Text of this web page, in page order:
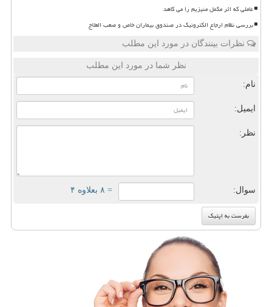
عاملی که اثر مکمل منیزیم را می کاهد
بررسی نظام ارجاع الکترونیک در صندوق بیماران خاص و صعب العلاج
نظرات بینندگان در مورد این مطلب
نظر شما در مورد این مطلب
نام:
ایمیل:
نظر:
سوال: = ۸ بعلاوه ۴